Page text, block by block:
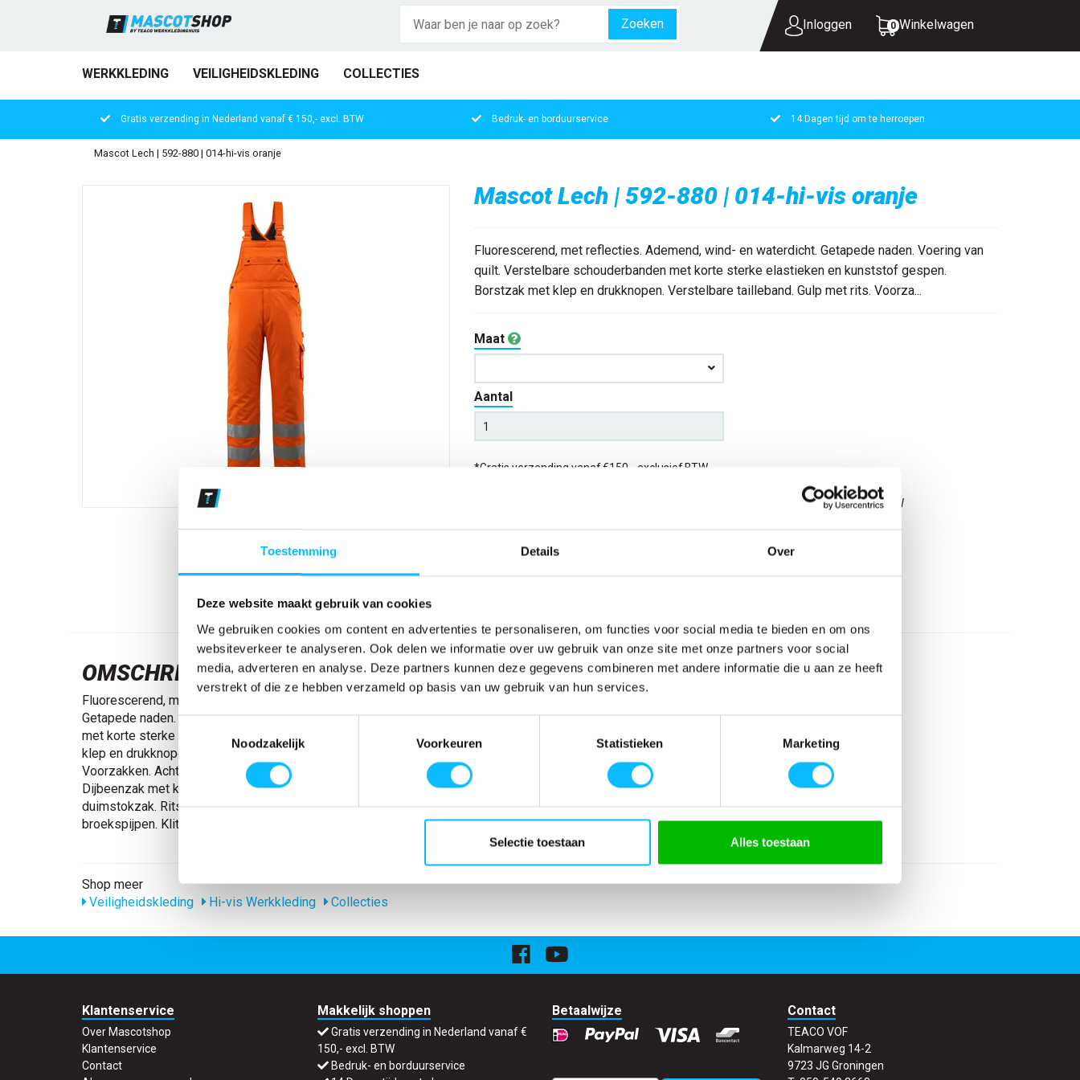
Toestemming Details Over
Deze website maakt gebruik van cookies
We gebruiken cookies om content en advertenties te personaliseren, om functies voor social media te bieden en om ons
websiteverkeer te analyseren. Ook delen we informatie over uw gebruik van onze site met onze partners voor social
media, adverteren en analyse. Deze partners kunnen deze gegevens combineren met andere informatie die u aan ze heeft
verstrekt of die ze hebben verzameld op basis van uw gebruik van hun services.
Noodzakelijk
Voorkeuren Statistieken Marketing
Selectie toestaan Alles toestaan
Zoeken Inloggen 0 Winkelwagen
WERKKLEDING VEILIGHEIDSKLEDING COLLECTIES
UW WINKELWAGEN IS LEEG.
Gratis verzending in Nederland vanaf € 150,- excl. BTW Bedruk- en borduurservice 14 Dagen tijd om te herroepen
Mascot Lech | 592-880 | 014-hi-vis oranje
Mascot Lech | 592-880 | 014-hi-vis oranje
Fluorescerend, met reflecties. Ademend, wind- en waterdicht. Getapede naden. Voering van
quilt. Verstelbare schouderbanden met korte sterke elastieken en kunststof gespen.
Borstzak met klep en drukknopen. Verstelbare tailleband. Gulp met rits. Voorza...
Maat
Aantal
*Gratis verzending vanaf €150,- exclusief BTW
,02 € 185,87excl BTW
OMSCHRIJVING
Fluorescerend, met reflecties. Ademend, wind- en waterdicht.
Getapede naden. Voering van quilt. Verstelbare schouderbanden
met korte sterke elastieken en kunststof gespen. Borstzak met
klep en drukknopen. Verstelbare tailleband. Gulp met rits.
Voorzakken. Achterzakken met versterking. Hamerlus.
Dijbeenzak met klep en klittenbandsluiting. Versterkte
duimstokzak. Rits met windvanger aan de buitenkant onderaan de
broekspijpen. Klittenbandsluiting bij de voet.
SPECIFICATIES
EAN nummer
-
592-880
Merk
Mascot
100% polyester
Wintertuinbroek
Eigenschappen
reflecterend waterdicht winddicht
Normering
EN ISO 20471 EN 343
Shop meer
Veiligheidskleding
Hi-vis Werkkleding Collecties
Klantenservice
Over Mascotshop
Klantenservice
Contact
Makkelijk shoppen
Gratis verzending in Nederland vanaf €
150,- excl. BTW
Bedruk- en borduurservice
Betaalwijze Contact
TEACO VOF
Kalmarweg 14-2
9723 JG Groningen